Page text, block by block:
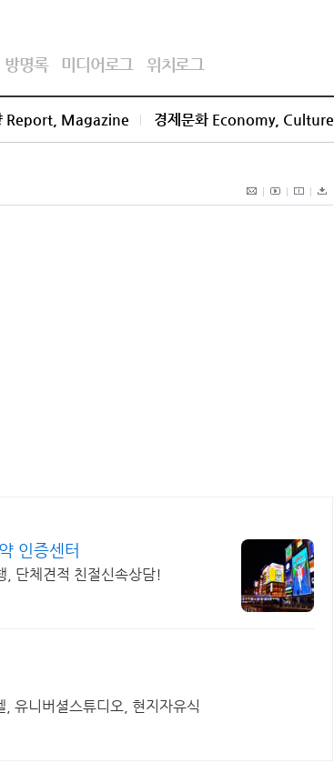
방명록 미디어로그 위치로그
Report, Magazine 경제문화 Economy, Culture
인증센터
, 단체견적 친절신속상담!
유니버셜스튜디오, 현지자유식